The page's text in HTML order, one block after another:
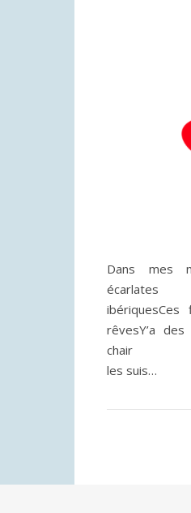
Dans mes
rêvesY’a
chair Elles
les suis…